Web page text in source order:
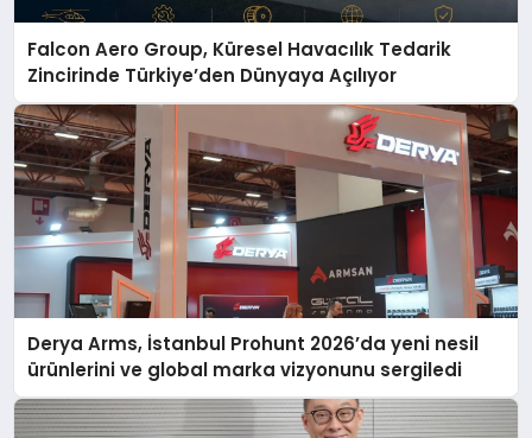
Falcon Aero Group, Küresel Havacılık Tedarik
Zincirinde Türkiye’den Dünyaya Açılıyor
Derya Arms, İstanbul Prohunt 2026’da yeni nesil
ürünlerini ve global marka vizyonunu sergiledi